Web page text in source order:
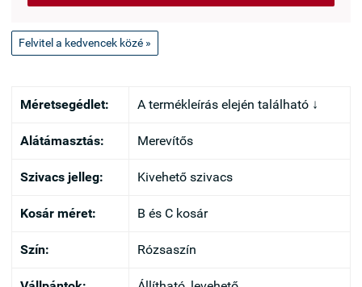
Felvitel a kedvencek közé »
Méretsegédlet: A termékleírás elején található ↓
Alátámasztás: Merevítős
Szivacs jelleg: Kivehető szivacs
Kosár méret: B és C kosár
Szín: Rózsaszín